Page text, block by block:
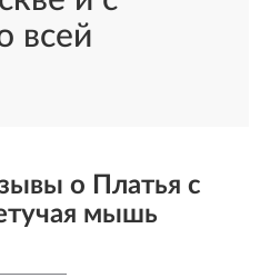
всей
о Платья с
мышь